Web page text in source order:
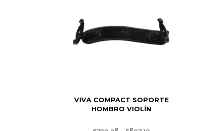
VIVA COMPACT SOPORTE
HOMBRO VIOLÍN